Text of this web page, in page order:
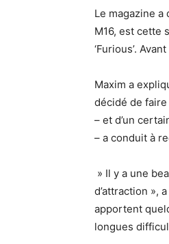
Le magazine
M16, est cette
‘Furious’.
Maxim a
décidé de
– et d’un
– a conduit à
» Il y a une
d’attraction »,
apportent
longues